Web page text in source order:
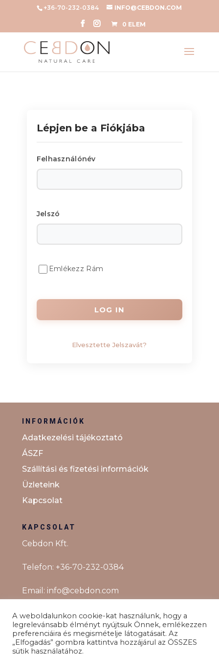
+36-70-232-0384 INFO@CEBDON.COM
0 ELEM
Lépjen be a Fiókjába
Felhasználónév
Jelszó
Emlékezz Rám
Elvesztette Jelszavát?
INFORMÁCIÓK
Adatkezelési tájékoztató
ÁSZF
Szállítási és fizetési információk
Üzleteink
Kapcsolat
KAPCSOLAT
Cebdon Kft.
Telefon: +36-70-232-0384
Email: info@cebdon.com
A weboldalunkon cookie-kat használunk, hogy a
legrelevánsabb élményt nyújtsuk Önnek, emlékezzen
preferenciáira és megismételje látogatásait. Az
„Elfogadás” gombra kattintva hozzájárul az ÖSSZES
sütik használatához.